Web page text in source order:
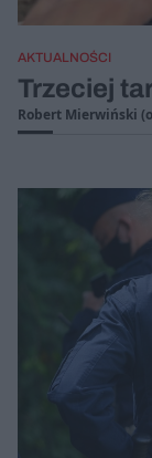
AKTUALNOŚCI
Trzeciej
Robert Mierwiński